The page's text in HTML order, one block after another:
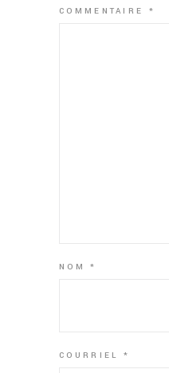
COMMENTAIRE *
NOM*
COURRIEL *